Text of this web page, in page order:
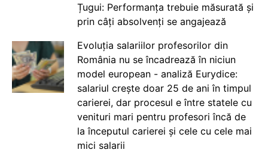
Țugui: Performanța trebuie măsurată și
prin câți absolvenți se angajează
Evoluția salariilor profesorilor din
România nu se încadrează în niciun
model european - analiză Eurydice:
salariul crește doar 25 de ani în timpul
carierei, dar procesul e între statele cu
venituri mari pentru profesori încă de
la începutul carierei și cele cu cele mai
mici salarii